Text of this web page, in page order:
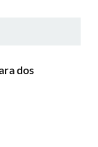
dos